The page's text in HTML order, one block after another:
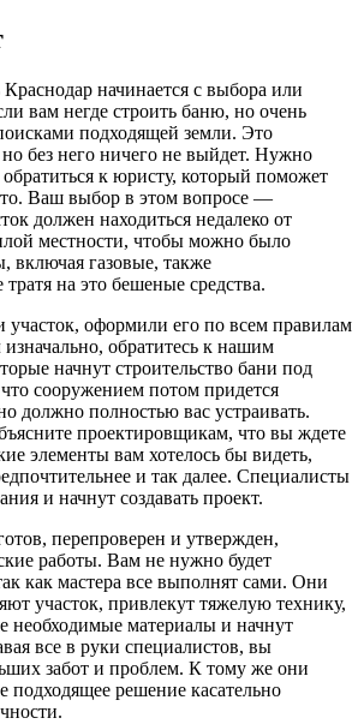
начинается с выбора или
вам негде строить баню, но очень
подходящей земли. Это
без него ничего не выйдет. Нужно
к юристу, который поможет
Ваш выбор в этом вопросе —
должен находиться недалеко от
местности, чтобы можно было
включая газовые, также
тратя на это бешеные средства.
оформили его по всем правилам
обратитесь к нашим
начнут строительство бани под
сооружением потом придется
должно полностью вас устраивать.
проектировщикам, что вы ждете
элементы вам хотелось бы видеть,
и так далее. Специалисты
и начнут создавать проект.
перепроверен и утвержден,
работы. Вам не нужно будет
как мастера все выполнят сами. Они
участок, привлекут тяжелую технику,
необходимые материалы и начнут
все в руки специалистов, вы
забот и проблем. К тому же они
подходящее решение касательно